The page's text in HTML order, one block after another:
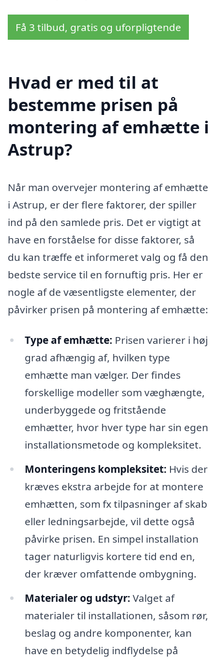
Få 3 tilbud, gratis og uforpligtende
Hvad er med til at
bestemme prisen på
montering af emhætte i
Astrup?
Når man overvejer montering af emhætte
i Astrup, er der flere faktorer, der spiller
ind på den samlede pris. Det er vigtigt at
have en forståelse for disse faktorer, så
du kan træffe et informeret valg og få den
bedste service til en fornuftig pris. Her er
nogle af de væsentligste elementer, der
påvirker prisen på montering af emhætte:
Type af emhætte: Prisen varierer i høj
grad afhængig af, hvilken type
emhætte man vælger. Der findes
forskellige modeller som væghængte,
underbyggede og fritstående
emhætter, hvor hver type har sin egen
installationsmetode og kompleksitet.
Monteringens kompleksitet: Hvis der
kræves ekstra arbejde for at montere
emhætten, som fx tilpasninger af skab
eller ledningsarbejde, vil dette også
påvirke prisen. En simpel installation
tager naturligvis kortere tid end en,
der kræver omfattende ombygning.
Materialer og udstyr: Valget af
materialer til installationen, såsom rør,
beslag og andre komponenter, kan
have en betydelig indflydelse på